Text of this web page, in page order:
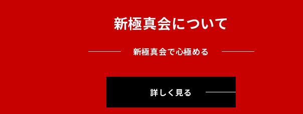
新極真会について
新極真会で心極める
詳しく見る